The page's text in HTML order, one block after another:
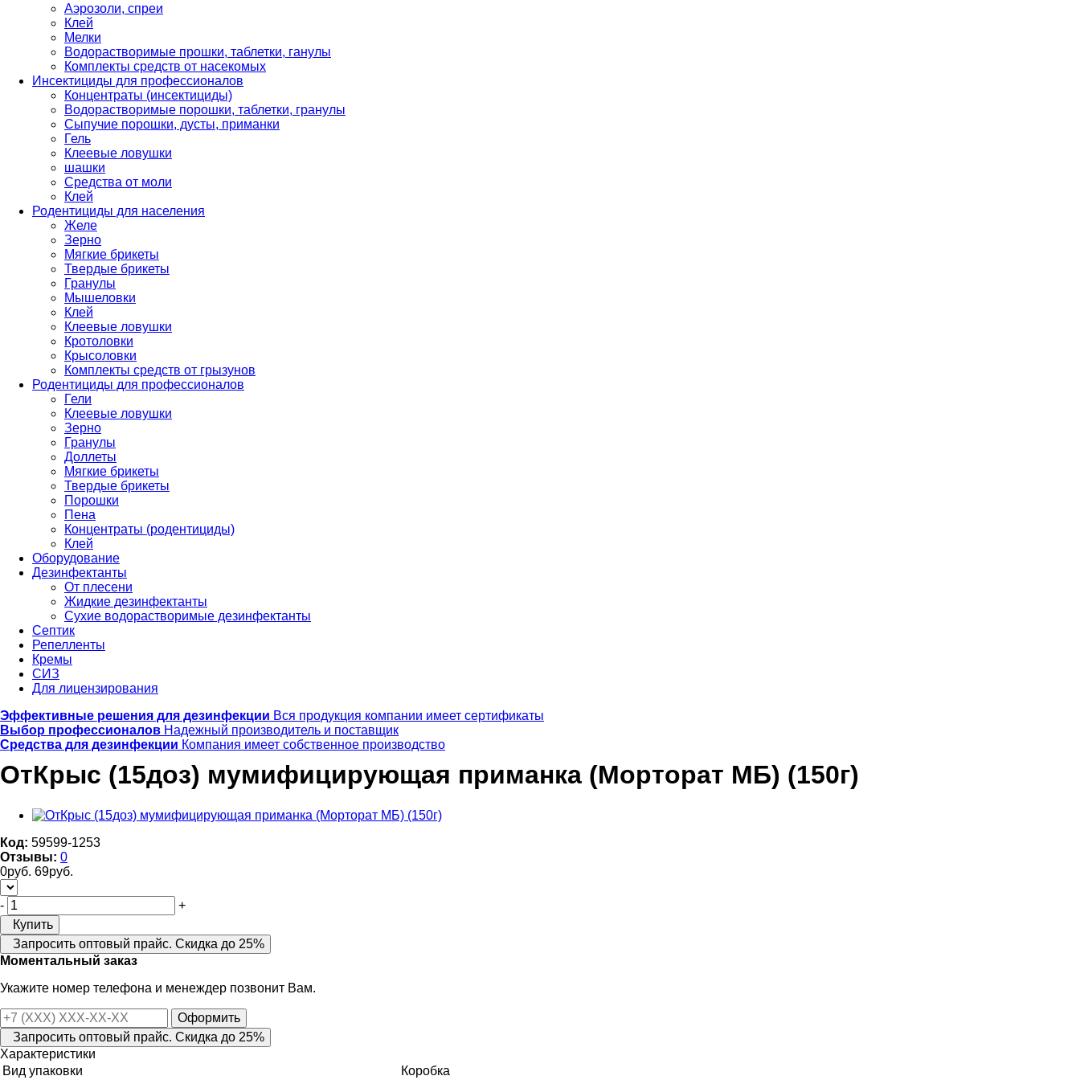
Аэрозоли, спреи
Клей
Мелки
Водорастворимые прошки, таблетки, ганулы
Комплекты средств от насекомых
Инсектициды для профессионалов
Концентраты (инсектициды)
Водорастворимые порошки, таблетки, гранулы
Сыпучие порошки, дусты, приманки
Гель
Клеевые ловушки
шашки
Средства от моли
Клей
Родентициды для населения
Желе
Зерно
Мягкие брикеты
Твердые брикеты
Гранулы
Мышеловки
Клей
Клеевые ловушки
Кротоловки
Крысоловки
Комплекты средств от грызунов
Родентициды для профессионалов
Гели
Клеевые ловушки
Зерно
Гранулы
Доллеты
Мягкие брикеты
Твердые брикеты
Порошки
Пена
Концентраты (родентициды)
Клей
Оборудование
Дезинфектанты
От плесени
Жидкие дезинфектанты
Сухие водорастворимые дезинфектанты
Септик
Репелленты
Кремы
СИЗ
Для лицензирования
Эффективные решения для дезинфекции Вся продукция компании имеет сертификаты
Выбор профессионалов Надежный производитель и поставщик
Средства для дезинфекции Компания имеет собственное производство
ОтКрыс (15доз) мумифицирующая приманка (Морторат МБ) (150г)
Код: 59599-1253
Отзывы: 0
0руб. 69руб.
-
+
Купить
Запросить оптовый прайс. Скидка до 25%
Моментальный заказ
Укажите номер телефона и менеждер позвонит Вам.
Оформить
Запросить оптовый прайс. Скидка до 25%
Характеристики
Вид упаковки
Коробка